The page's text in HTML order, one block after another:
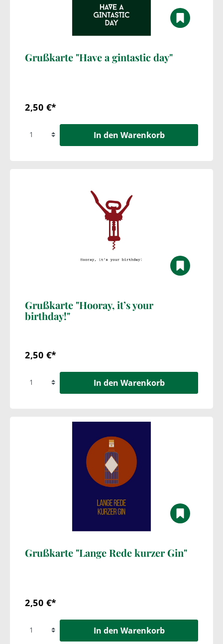
Grußkarte "Have a gintastic day"
2,50 €*
In den Warenkorb
Grußkarte "Hooray, it’s your
birthday!"
2,50 €*
In den Warenkorb
Grußkarte "Lange Rede kurzer Gin"
2,50 €*
In den Warenkorb